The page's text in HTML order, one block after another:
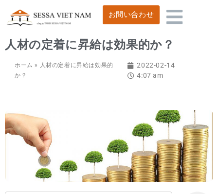
お問い合わせ
人材の定着に昇給は効果的か？
ホーム » 人材の定着に昇給は効果的
か？
2022-02-14
4:07 am